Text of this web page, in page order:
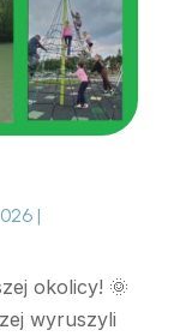
|
okolicy! 🌞
wyruszyli